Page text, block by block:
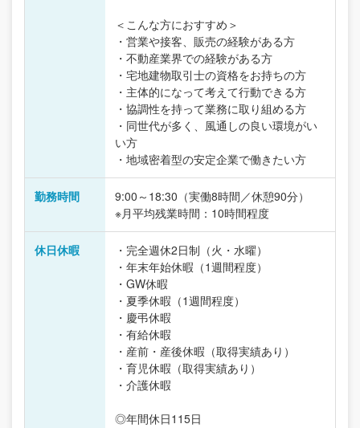
＜こんな方におすすめ＞
・営業や接客、販売の経験がある方
・不動産業界での経験がある方
・宅地建物取引士の資格をお持ちの方
・主体的になって考えて行動できる方
・協調性を持って業務に取り組める方
・同世代が多く、風通しの良い環境がい
い方
・地域密着型の安定企業で働きたい方
勤務時間
9:00～18:30（実働8時間／休憩90分）
※月平均残業時間：10時間程度
休日休暇
・完全週休2日制（火・水曜）
・年末年始休暇（1週間程度）
・GW休暇
・夏季休暇（1週間程度）
・慶弔休暇
・有給休暇
・産前・産後休暇（取得実績あり）
・育児休暇（取得実績あり）
・介護休暇
◎年間休日115日